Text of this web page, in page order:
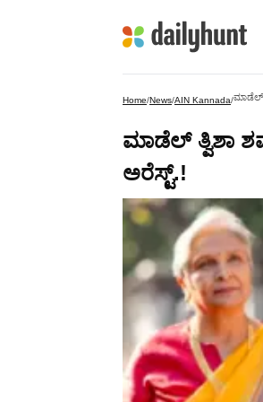
Home/News/AIN Kannada/ಮಾಡೆಲ್
ಮಾಡೆಲ್ ತ್ವಿಶಾ
ಅರೆಸ್ಟ್.!